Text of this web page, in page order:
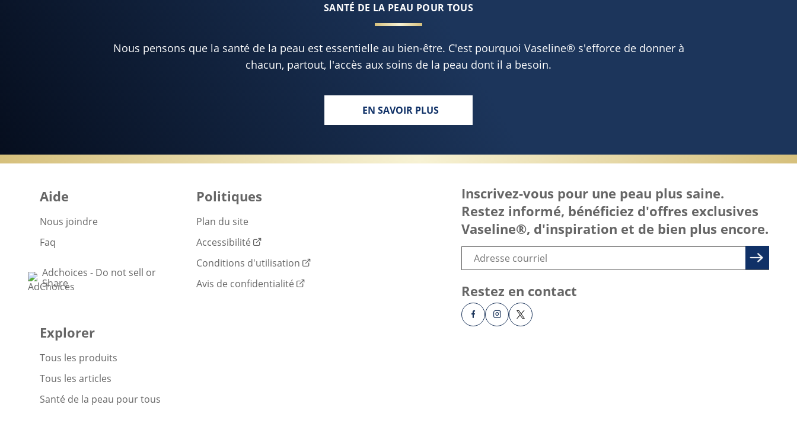
SANTÉ DE LA PEAU POUR TOUS
Nous pensons que la santé de la peau est essentielle au bien-être. C'est pourquoi Vaseline® s'efforce de donner à
chacun, partout, l'accès aux soins de la peau dont il a besoin.
EN SAVOIR PLUS
Aide
Nous joindre
Faq
Adchoices - Do not sell or
Share
Politiques
Plan du site
Accessibilité
Conditions d'utilisation
Avis de confidentialité
Explorer
Tous les produits
Tous les articles
Santé de la peau pour tous
Inscrivez-vous pour une peau plus saine.
Restez informé, bénéficiez d'offres exclusives
Vaseline®, d'inspiration et de bien plus encore.
Restez en contact